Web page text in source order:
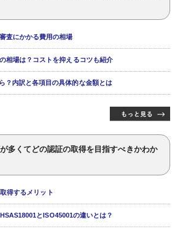
査にかかる費用の相場
相場は？コストを抑えるコツも紹介
？内訳と各項目の具体的な金額とは
多くてどの認証の取得を目指すべきかわか
得するメリット
とISO45001の違いとは？